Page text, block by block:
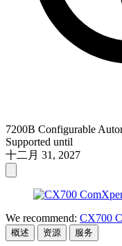
7200B Configurable
Supported until
十二月 31, 2027
We recommend: CX700
概述 资源 服务